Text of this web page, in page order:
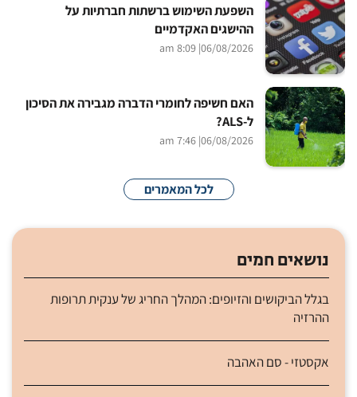
השפעת השימוש ברשתות חברתיות על
ההישגים האקדמיים
06/08/2026
| 8:09 am
האם חשיפה לחומרי הדברה מגבירה את הסיכון
ל-ALS?
06/08/2026
| 7:46 am
לכל המאמרים
נושאים חמים
בגלל הביקושים והזיופים: המהלך החריג של ענקית תרופות
ההרזיה
אקסטזי - סם האהבה